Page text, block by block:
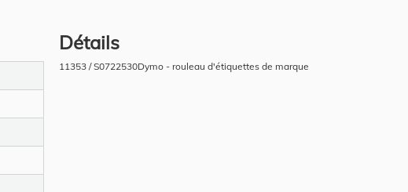
Détails
11353 / S0722530Dymo - rouleau d'étiquettes de marque